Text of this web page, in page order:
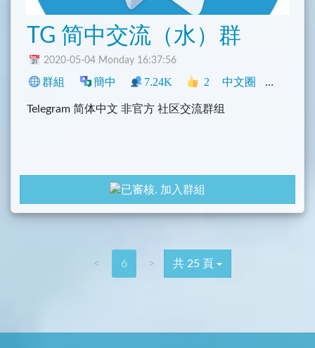
TG 简中交流（水）群
2020-05-04 Monday 16:37:56
群組 簡中 7.24K 2 中文圈 社群
Telegram 简体中文 非官方 社区交流群组
加入群組
< 6 > 共 25 頁